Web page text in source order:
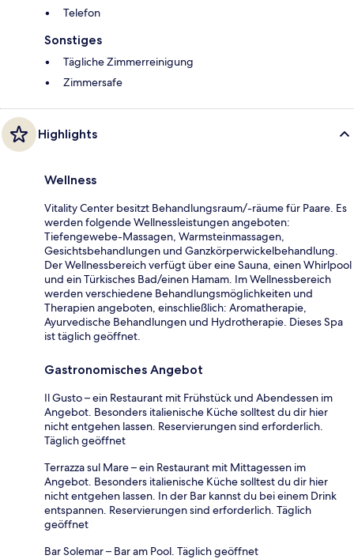
Telefon
Sonstiges
Tägliche Zimmerreinigung
Zimmersafe
Highlights
Wellness
Vitality Center besitzt Behandlungsraum/-räume für Paare. Es
werden folgende Wellnessleistungen angeboten:
Tiefengewebe-Massagen, Warmsteinmassagen,
Gesichtsbehandlungen und Ganzkörperwickelbehandlung.
Der Wellnessbereich verfügt über eine Sauna, einen Whirlpool
und ein Türkisches Bad/einen Hamam. Im Wellnessbereich
werden verschiedene Behandlungsmöglichkeiten und
Therapien angeboten, einschließlich: Aromatherapie,
Ayurvedische Behandlungen und Hydrotherapie. Dieses Spa
ist täglich geöffnet.
Gastronomisches Angebot
Il Gusto – ein Restaurant mit Frühstück und Abendessen im
Angebot. Besonders italienische Küche solltest du dir hier
nicht entgehen lassen. Reservierungen sind erforderlich.
Täglich geöffnet
Terrazza sul Mare – ein Restaurant mit Mittagessen im
Angebot. Besonders italienische Küche solltest du dir hier
nicht entgehen lassen. In der Bar kannst du bei einem Drink
entspannen. Reservierungen sind erforderlich. Täglich
geöffnet
Bar Solemar – Bar am Pool. Täglich geöffnet